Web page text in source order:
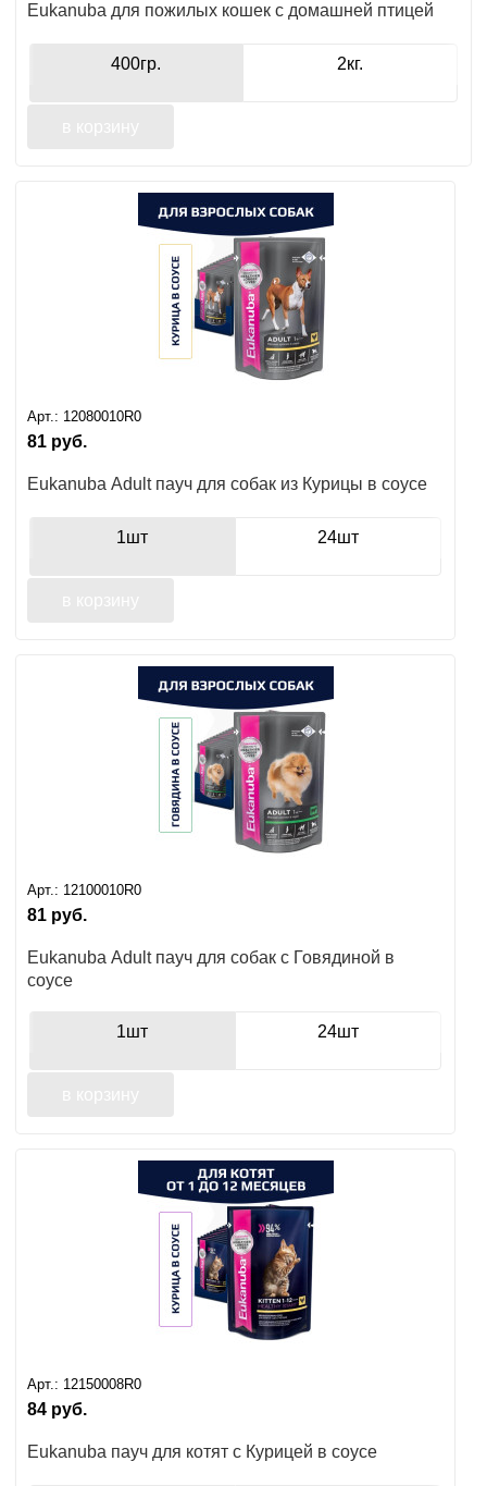
Eukanuba для пожилых кошек с домашней птицей
400гр. 2кг.
Арт.: 12080010R0
81 руб.
Eukanuba Adult пауч для собак из Курицы в соусе
1шт 24шт
Арт.: 12100010R0
81 руб.
Eukanuba Adult пауч для собак с Говядиной в
соусе
1шт 24шт
Арт.: 12150008R0
84 руб.
Eukanuba пауч для котят с Курицей в соусе